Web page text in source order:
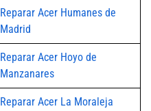
Reparar Acer Humanes de
Madrid
Reparar Acer Hoyo de
Manzanares
Reparar Acer La Moraleja